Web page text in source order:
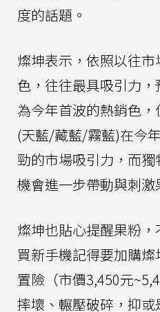
度的話題。
燦坤表示，依照以往
色，往往最具吸引力
為今年首波的熱銷色
(天藍/藏藍/霧藍)在今
勁的市場吸引力，而
機會進一步帶動與刺激
燦坤也貼心提醒果粉，
買新手機記得要加購
置險（市價3,450元
摔壞、輾壓破碎，抑